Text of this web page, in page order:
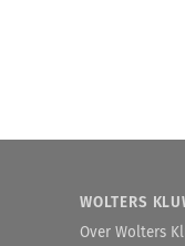
WOLTERS
Over Wolters